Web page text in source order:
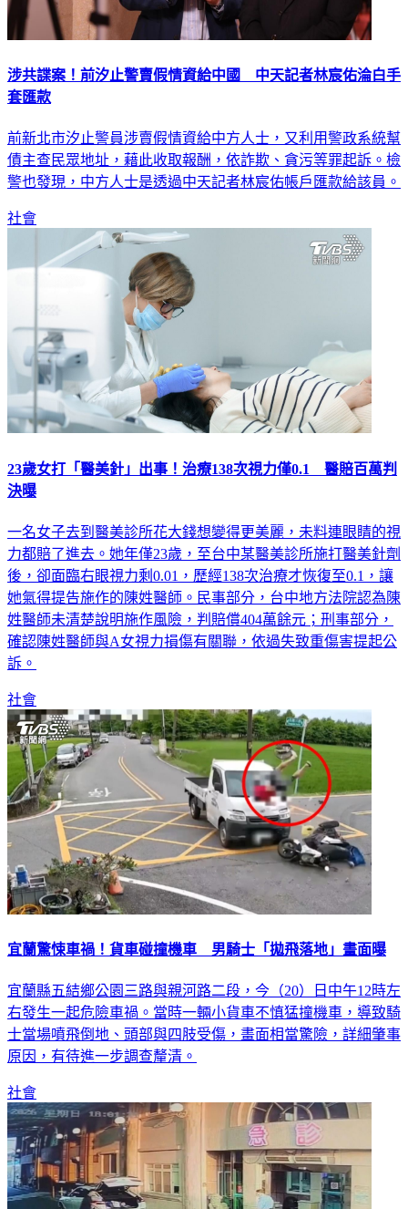
涉共諜案！前汐止警賣假情資給中國 中天記者林宸佑淪白手
套匯款
前新北市汐止警員涉賣假情資給中方人士，又利用警政系統幫
債主查民眾地址，藉此收取報酬，依詐欺、貪污等罪起訴。檢
警也發現，中方人士是透過中天記者林宸佑帳戶匯款給該員。
社會
23歲女打「醫美針」出事！治療138次視力僅0.1 醫賠百萬判
決曝
一名女子去到醫美診所花大錢想變得更美麗，未料連眼睛的視
力都賠了進去。她年僅23歲，至台中某醫美診所施打醫美針劑
後，卻面臨右眼視力剩0.01，歷經138次治療才恢復至0.1，讓
她氣得提告施作的陳姓醫師。民事部分，台中地方法院認為陳
姓醫師未清楚說明施作風險，判賠償404萬餘元；刑事部分，
確認陳姓醫師與A女視力損傷有關聯，依過失致重傷害提起公
訴。
社會
宜蘭驚悚車禍！貨車碰撞機車 男騎士「拋飛落地」畫面曝
宜蘭縣五結鄉公園三路與親河路二段，今（20）日中午12時左
右發生一起危險車禍。當時一輛小貨車不慎猛撞機車，導致騎
士當場噴飛倒地、頭部與四肢受傷，畫面相當驚險，詳細肇事
原因，有待進一步調查釐清。
社會